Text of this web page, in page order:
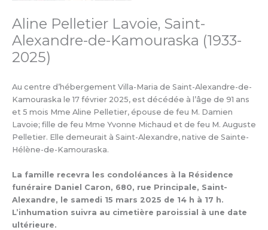
Aline Pelletier Lavoie, Saint-
Alexandre-de-Kamouraska (1933-
2025)
Au centre d’hébergement Villa-Maria de Saint-Alexandre-de-
Kamouraska le 17 février 2025, est décédée à l’âge de 91 ans
et 5 mois Mme Aline Pelletier, épouse de feu M. Damien
Lavoie; fille de feu Mme Yvonne Michaud et de feu M. Auguste
Pelletier. Elle demeurait à Saint-Alexandre, native de Sainte-
Hélène-de-Kamouraska.
La famille recevra les condoléances à la Résidence
funéraire Daniel Caron, 680, rue Principale, Saint-
Alexandre, le samedi 15 mars 2025 de 14 h à 17 h.
L’inhumation suivra au cimetière paroissial à une date
ultérieure.